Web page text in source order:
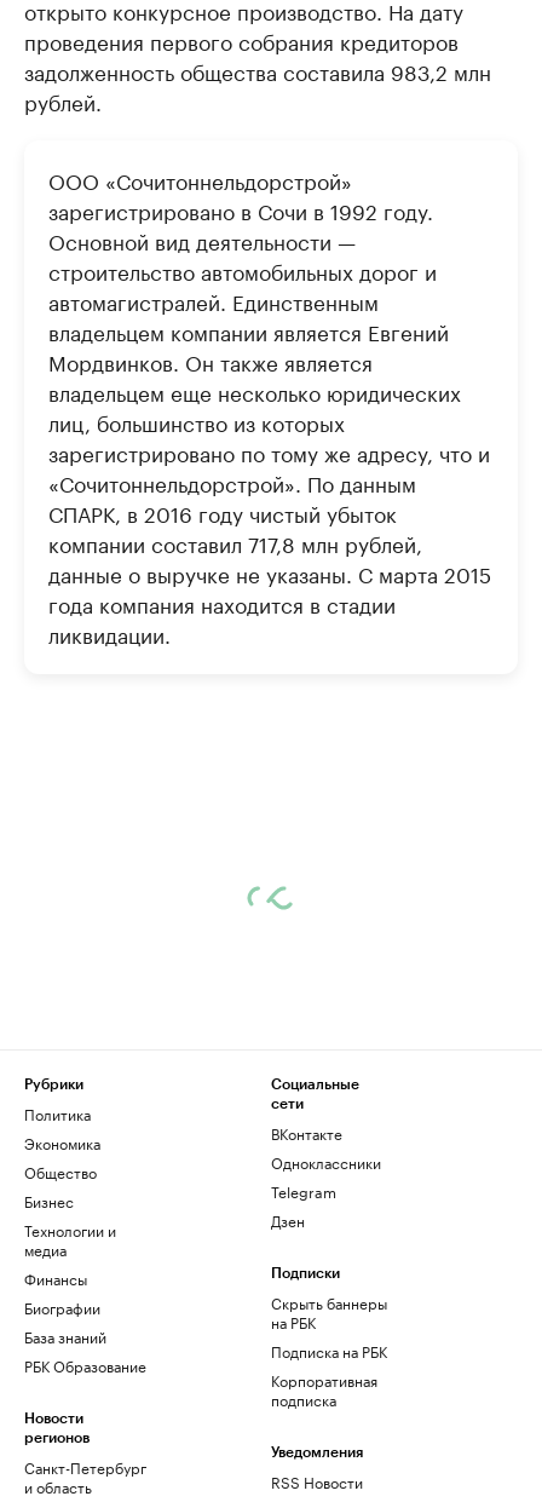
открыто конкурсное производство. На дату
проведения первого собрания кредиторов
задолженность общества составила 983,2 млн
рублей.
ООО «Сочитоннельдорстрой»
зарегистрировано в Сочи в 1992 году.
Основной вид деятельности —
строительство автомобильных дорог и
автомагистралей. Единственным
владельцем компании является Евгений
Мордвинков. Он также является
владельцем еще несколько юридических
лиц, большинство из которых
зарегистрировано по тому же адресу, что и
«Сочитоннельдорстрой». По данным
СПАРК, в 2016 году чистый убыток
компании составил 717,8 млн рублей,
данные о выручке не указаны. С марта 2015
года компания находится в стадии
ликвидации.
Рубрики
Политика
Экономика
Общество
Бизнес
Технологии и
медиа
Финансы
Биографии
База знаний
РБК Образование
Новости
регионов
Санкт-Петербург
и область
Социальные
сети
ВКонтакте
Одноклассники
Telegram
Дзен
Подписки
Скрыть баннеры
на РБК
Подписка на РБК
Корпоративная
подписка
Уведомления
RSS Новости